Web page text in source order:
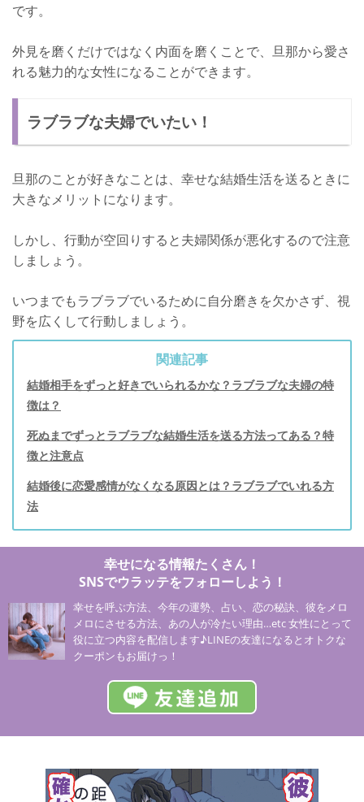
です。
外見を磨くだけではなく内面を磨くことで、旦那から愛さ
れる魅力的な女性になることができます。
ラブラブな夫婦でいたい！
旦那のことが好きなことは、幸せな結婚生活を送るときに
大きなメリットになります。
しかし、行動が空回りすると夫婦関係が悪化するので注意
しましょう。
いつまでもラブラブでいるために自分磨きを欠かさず、視
野を広くして行動しましょう。
関連記事
結婚相手をずっと好きでいられるかな？ラブラブな夫婦の特
徴は？
死ぬまでずっとラブラブな結婚生活を送る方法ってある？特
徴と注意点
結婚後に恋愛感情がなくなる原因とは？ラブラブでいれる方
法
幸せになる情報たくさん！
SNSでウラッテをフォローしよう！
幸せを呼ぶ方法、今年の運勢、占い、恋の秘訣、彼をメロ
メロにさせる方法、あの人が冷たい理由…etc 女性にとって
役に立つ内容を配信します♪LINEの友達になるとオトクな
クーポンもお届けっ！